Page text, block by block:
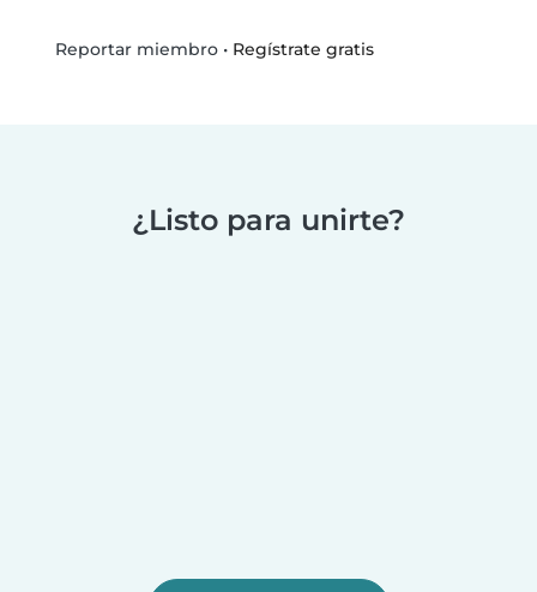
Reportar miembro• Regístrate gratis
¿Listo para unirte?